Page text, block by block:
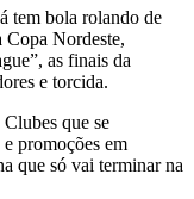
tem bola rolando de
Copa Nordeste,
as finais da
e torcida.
que se
promoções em
que só vai terminar na